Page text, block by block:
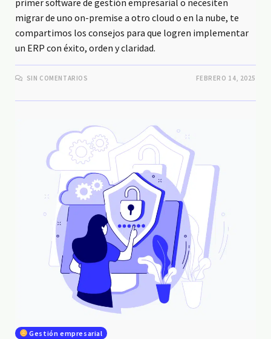
primer software de gestión empresarial o necesiten
migrar de uno on-premise a otro cloud o en la nube, te
compartimos los consejos para que logren implementar
un ERP con éxito, orden y claridad.
SIN COMENTARIOS FEBRERO 14, 2025
Gestión empresarial